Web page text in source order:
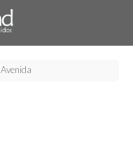
Avenida